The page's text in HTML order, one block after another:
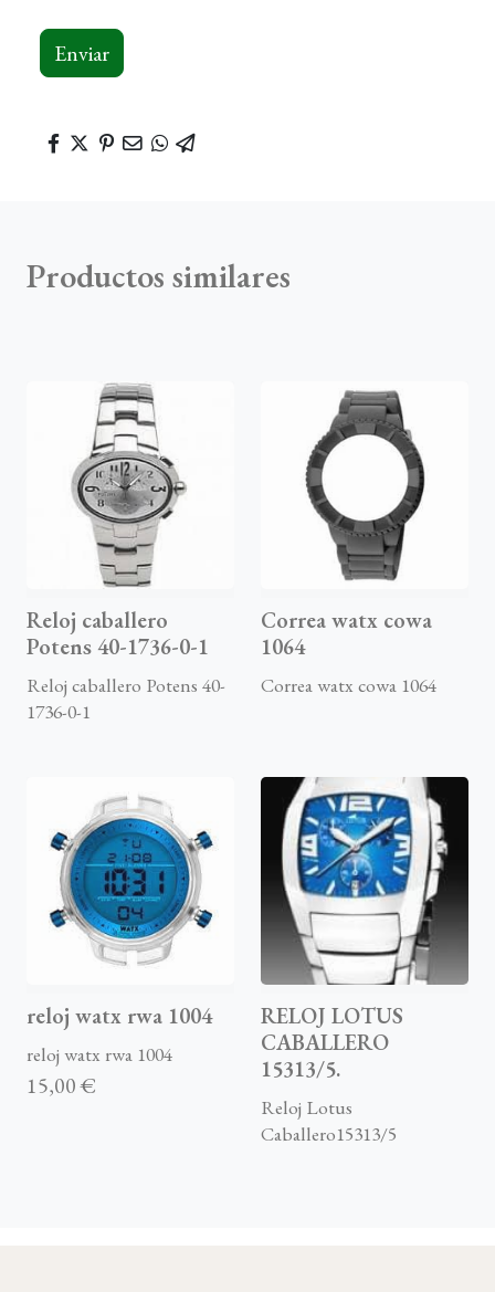
Enviar
Productos similares
Reloj caballero
Potens 40-1736-0-1
Reloj caballero Potens 40-
1736-0-1
Correa watx cowa
1064
Correa watx cowa 1064
reloj watx rwa 1004
reloj watx rwa 1004
15,00 €
RELOJ LOTUS
CABALLERO
15313/5.
Reloj Lotus
Caballero15313/5